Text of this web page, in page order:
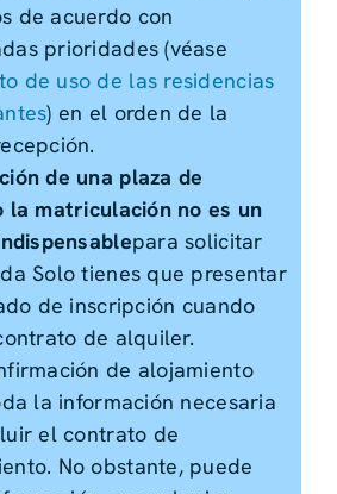
de acuerdo con
prioridades (véase
de uso de las residencias
) en el orden de la
de una plaza de
la matriculación no es un
para solicitar
Solo tienes que presentar
de inscripción cuando
de alquiler.
de alojamiento
la información necesaria
el contrato de
No obstante, puede